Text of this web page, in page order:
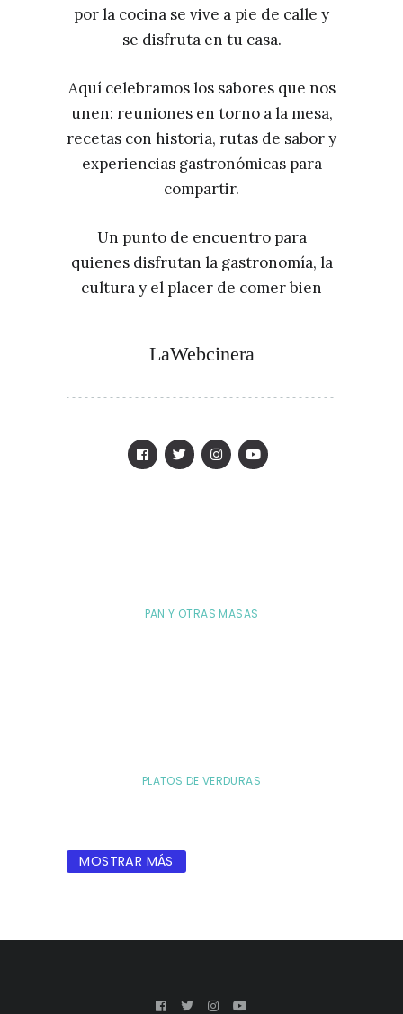
por la cocina se vive a pie de calle y
se disfruta en tu casa.
Aquí celebramos los sabores que nos
unen: reuniones en torno a la mesa,
recetas con historia, rutas de sabor y
experiencias gastronómicas para
compartir.
Un punto de encuentro para
quienes disfrutan la gastronomía, la
cultura y el placer de comer bien
LaWebcinera
PAN Y OTRAS MASAS
PLATOS DE VERDURAS
MOSTRAR MÁS